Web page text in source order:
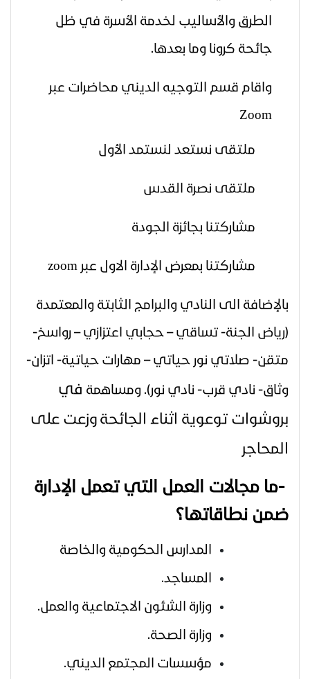
الطرق والأساليب لخدمة الأسرة في ظل
جائحة كرونا وما بعدها.
واقام قسم التوجيه الديني محاضرات عبر
Zoom
ملتقى نستعد لنستمد الأول
ملتقى نصرة القدس
مشاركتنا بجائزة الجودة
مشاركتنا بمعرض الإدارة الاول عبر zoom
بالإضافة الى النادي والبرامج الثابتة والمعتمدة
(رياض الجنة- تساقي – حجابي اعتزازي – رواسخ-
متقن- صلاتي نور حياتي – مهارات حياتية- اتزان-
وثاق- نادي قرب- نادي نور). ومساهمة في
بروشوات توعوية اثناء الجائحة وزعت على
المحاجر
-ما مجالات العمل التي تعمل الإدارة
ضمن نطاقاتها؟
المدارس الحكومية والخاصة
المساجد.
وزارة الشئون الاجتماعية والعمل.
وزارة الصحة.
مؤسسات المجتمع الديني.